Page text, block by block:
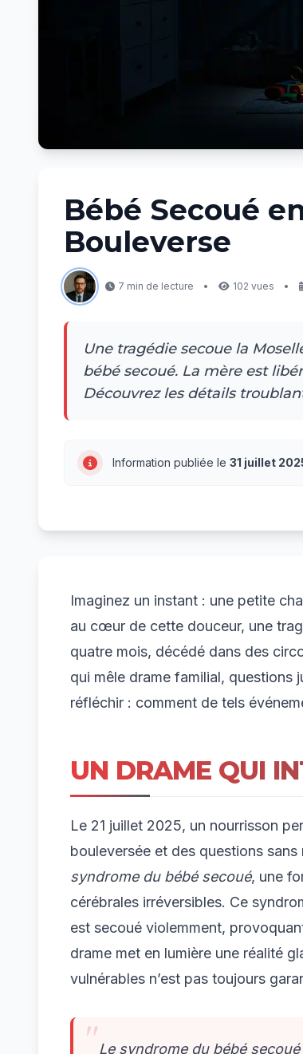
Bébé Secoué
Bouleverse
7 min de lecture • 102 vues •
Une tragédie secoue la
bébé secoué. La mère est
Découvrez les détails
Information publiée le 31 juillet
Imaginez un instant : une petite
au cœur de cette douceur, une
quatre mois, décédé dans des
qui mêle drame familial, questions
réfléchir : comment de tels
UN DRAME QUI
Le 21 juillet 2025, un nourrisson
bouleversée et des questions
syndrome du bébé secoué, une
cérébrales irréversibles. Ce
est secoué violemment,
drame met en lumière une réalité
vulnérables n’est pas toujours
Le syndrome du bébé